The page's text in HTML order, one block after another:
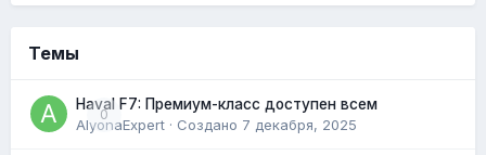
Темы
0
Haval F7: Премиум-класс доступен всем
AlyonaExpert · Создано 7 декабря, 2025